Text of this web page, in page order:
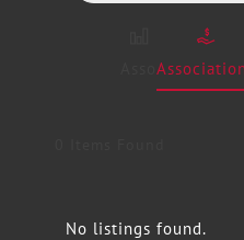
No listings found.